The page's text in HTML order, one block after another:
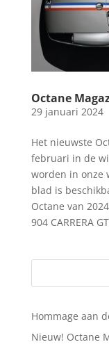
Octane
29 januari 2024
Het nieuwste
februari in de
worden in onze
blad is
Octane van
904 CARRERA
Hommage aan
Nieuw! Octane